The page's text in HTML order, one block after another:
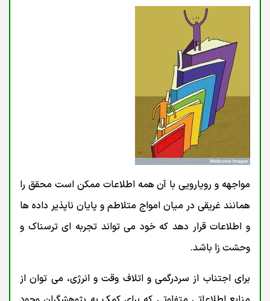
مواجهه و رویارویی با آن همه اطلاعات ممكن است محقق را
همانند غریقی در میان امواج متلاطم و پایان ناپذیر داده ها
و اطلاعات قرار دهد که خود می تواند تجربه ای ترسناک و
وحشت زا باشد.
برای اجتناب از سردرگمی و اتلاف وقت و انرژی، می توان از